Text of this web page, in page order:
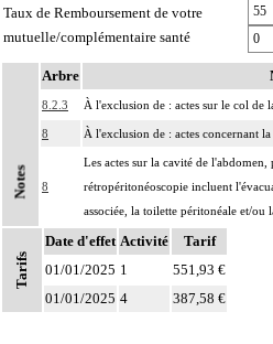
Taux de Remboursement de votre
mutuelle/complémentaire santé
Notes
Arbre
8.2.3 À l'exclusion de : actes sur le col de
8 À l'exclusion de : actes concernant
8
Les actes sur la cavité de
rétropéritonéoscopie incluent
associée, la toilette péritonéale et/ou
8
Les actes sur la cavité de
collection intraabdominale associée,
Tarifs
Date d'effet Activité
Tarif
01/01/2025 1
551,93 €
01/01/2025 4 387,58 €